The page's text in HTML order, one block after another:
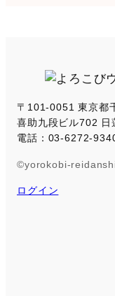
〒101-0051 東京都
喜助九段ビル702 日
電話：03-6272-
©yorokobi-
ログイン